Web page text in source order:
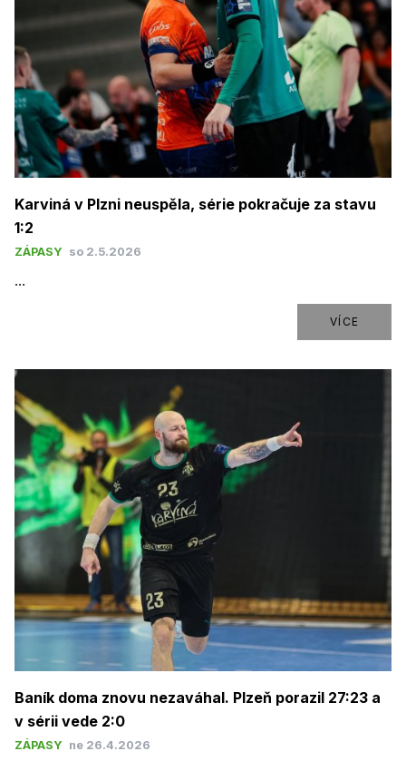
Karviná v Plzni neuspěla, série pokračuje za stavu
1:2
ZÁPASY so 2.5.2026
...
VÍCE
​Baník doma znovu nezaváhal. Plzeň porazil 27:23 a
v sérii vede 2:0
ZÁPASY ne 26.4.2026